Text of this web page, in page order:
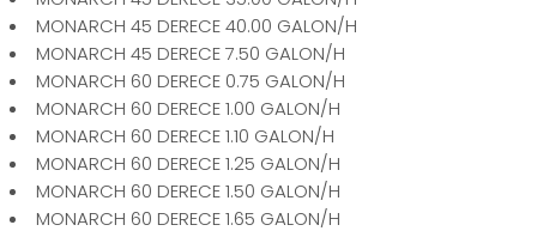
MONARCH 45 DERECE 40.00 GALON/H
MONARCH 45 DERECE 7.50 GALON/H
MONARCH 60 DERECE 0.75 GALON/H
MONARCH 60 DERECE 1.00 GALON/H
MONARCH 60 DERECE 1.10 GALON/H
MONARCH 60 DERECE 1.25 GALON/H
MONARCH 60 DERECE 1.50 GALON/H
MONARCH 60 DERECE 1.65 GALON/H